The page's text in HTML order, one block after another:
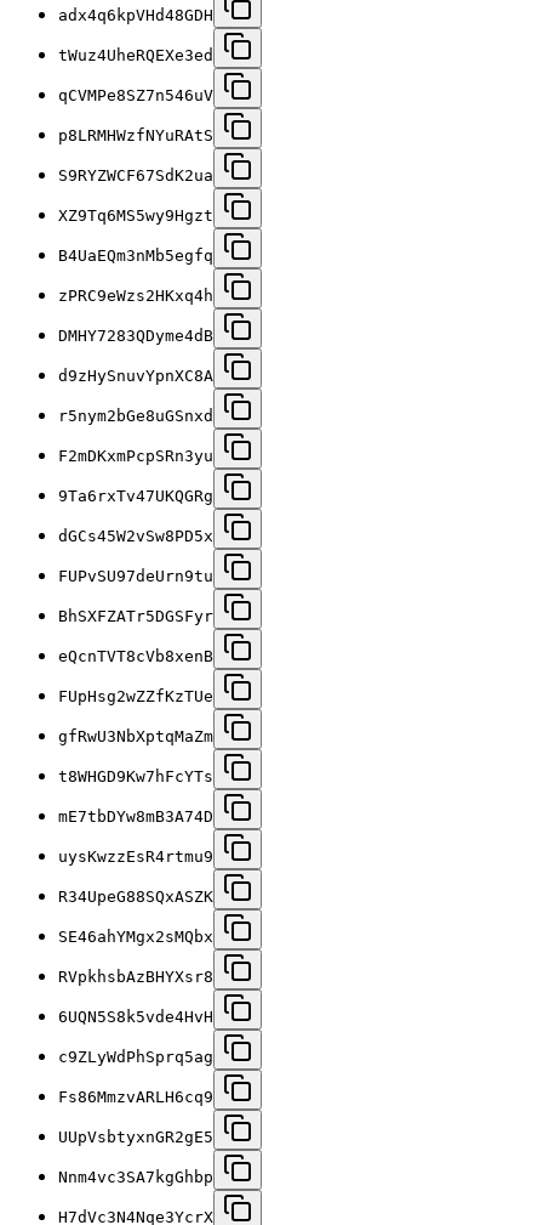
adx4q6kpVHd48GDH
tWuz4UheRQEXe3ed
qCVMPe8SZ7n546uV
p8LRMHWzfNYuRAtS
S9RYZWCF67SdK2ua
XZ9Tq6MS5wy9Hgzt
B4UaEQm3nMb5egfq
zPRC9eWzs2HKxq4h
DMHY7283QDyme4dB
d9zHySnuvYpnXC8A
r5nym2bGe8uGSnxd
F2mDKxmPcpSRn3yu
9Ta6rxTv47UKQGRg
dGCs45W2vSw8PD5x
FUPvSU97deUrn9tu
BhSXFZATr5DGSFyr
eQcnTVT8cVb8xenB
FUpHsg2wZZfKzTUe
gfRwU3NbXptqMaZm
t8WHGD9Kw7hFcYTs
mE7tbDYw8mB3A74D
uysKwzzEsR4rtmu9
R34UpeG88SQxASZK
SE46ahYMgx2sMQbx
RVpkhsbAzBHYXsr8
6UQN5S8k5vde4HvH
c9ZLyWdPhSprq5ag
Fs86MmzvARLH6cq9
UUpVsbtyxnGR2gE5
Nnm4vc3SA7kgGhbp
H7dVc3N4Nqe3YcrX